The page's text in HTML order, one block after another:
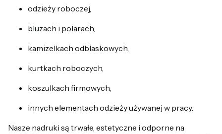
odzieży roboczej,
bluzach i polarach,
kamizelkach odblaskowych,
kurtkach roboczych,
koszulkach firmowych,
innych elementach odzieży używanej w pracy.
Nasze nadruki są trwałe, estetyczne i odporne na